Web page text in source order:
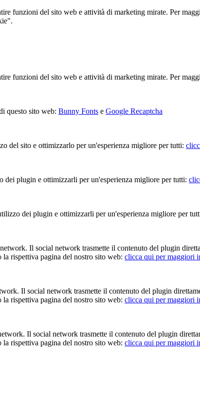
funzioni del sito web e attività di marketing mirate. Per
funzioni del sito web e attività di marketing mirate. Per
questo sito web: Bunny Fonts e Google Recaptcha
del sito e ottimizzarlo per un'esperienza migliore per tutti:
plugin e ottimizzarli per un'esperienza migliore per tutti:
dei plugin e ottimizzarli per un'esperienza migliore per
Il social network trasmette il contenuto del plugin
rispettiva pagina del nostro sito web: clicca qui per maggiori
Il social network trasmette il contenuto del plugin
rispettiva pagina del nostro sito web: clicca qui per maggiori
Il social network trasmette il contenuto del plugin
rispettiva pagina del nostro sito web: clicca qui per maggiori